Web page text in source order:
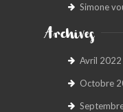
Simone
Archives
Avril 2022
Octobre